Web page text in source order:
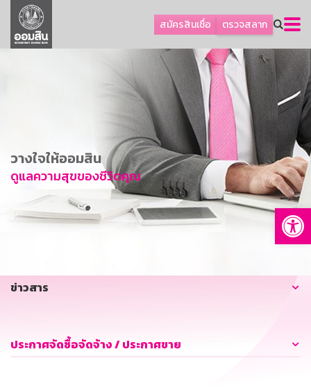
สมัครสินเชื่อ ตรวจสลาก
ลูกค้าธุรกิจ
ลูกค้าผู้ประกอบรายย่อย
การพัฒนาที่ยั่งยืน
ข่าวสาร
บริการทางการเงิน
อื่นๆ
วางใจให้ออมสิน
ดูแลความสุขของชีวิตคุณ
ข่าวสาร
ประกาศจัดซื้อจัดจ้าง / ประกาศขาย